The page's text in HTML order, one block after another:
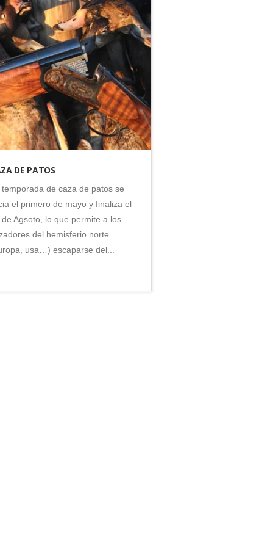
Argentina•Caza•Córdoba
Patos
DE PATOS
temporada de caza de patos se
el primero de mayo y finaliza el
de Agsoto, lo que permite a los
del hemisferio norte
usa…) escaparse del...